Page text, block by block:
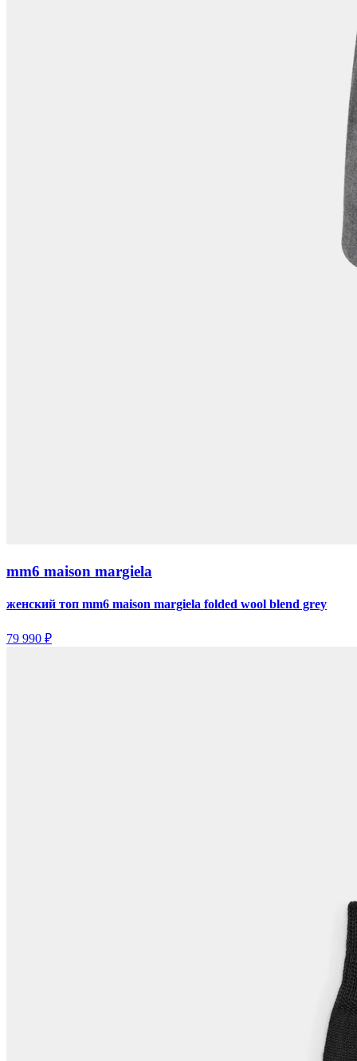
mm6 maison margiela
женский топ mm6 maison margiela folded wool blend grey
79 990 ₽